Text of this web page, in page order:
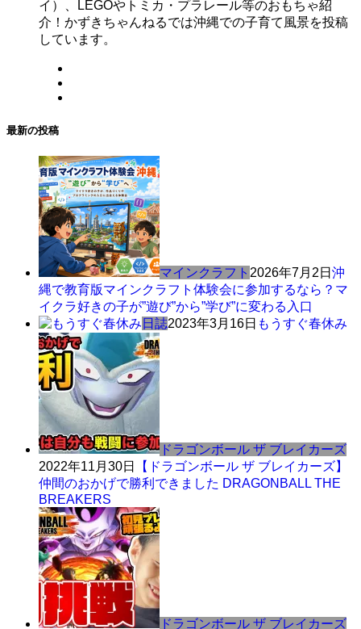
イ）、LEGOやトミカ・プラレール等のおもちゃ紹
介！かずきちゃんねるでは沖縄での子育て風景を投稿
しています。
最新の投稿
マインクラフト 2026年7月2日 沖
縄で教育版マインクラフト体験会に参加するなら？マ
イクラ好きの子が”遊び”から”学び”に変わる入口
日誌2023年3月16日 もうすぐ春休み
ドラゴンボール ザ ブレイカーズ
2022年11月30日
【ドラゴンボール ザ ブレイカーズ】
仲間のおかげで勝利できました DRAGONBALL THE
BREAKERS
ドラゴンボール ザ ブレイカーズ